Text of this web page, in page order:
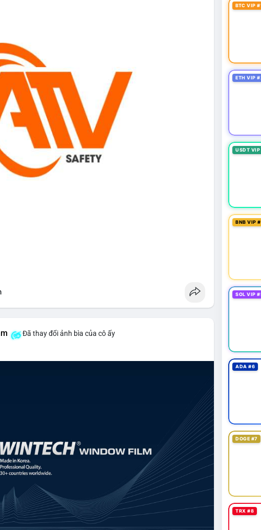
Đã thay đổi ảnh bìa của cô ấy
BTC VIP
ETH VIP
USDT
BNB VIP
SOL VIP
ADA #6
DOGE #7
TRX #8